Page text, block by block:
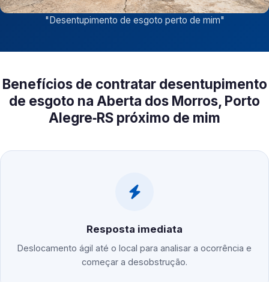
"Desentupimento de esgoto perto de mim"
Benefícios de contratar desentupimento
de esgoto na Aberta dos Morros, Porto
Alegre‑RS próximo de mim
Resposta imediata
Deslocamento ágil até o local para analisar a ocorrência e
começar a desobstrução.